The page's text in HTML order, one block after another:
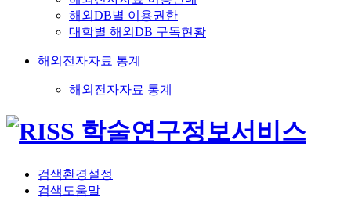
해외DB별 이용권한
대학별 해외DB 구독현황
해외전자자료 통계
해외전자자료 통계
검색환경설정
검색도움말